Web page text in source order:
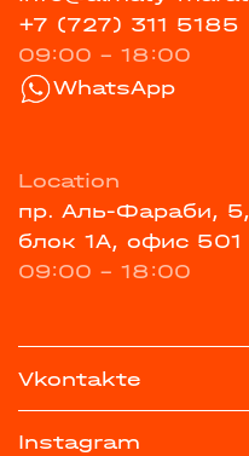
+7 (727) 311 5185
09:00 - 18:00
WhatsApp
Location
пр. Аль-Фараби,
блок 1А, офис 501
09:00 - 18:00
Vkontakte
Instagram